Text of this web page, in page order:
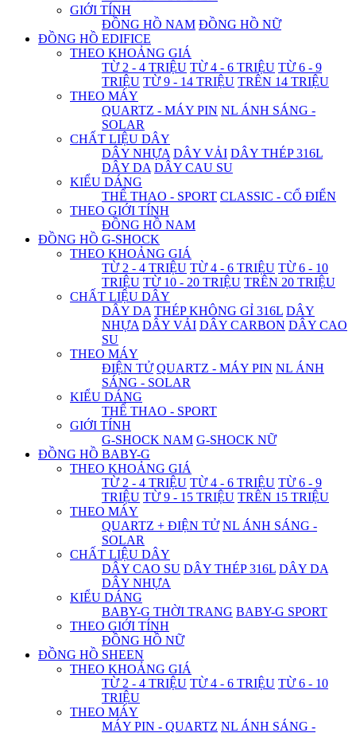
GIỚI TÍNH
ĐỒNG HỒ NAM ĐỒNG HỒ NỮ
ĐỒNG HỒ EDIFICE
THEO KHOẢNG GIÁ
TỪ 2 - 4 TRIỆU TỪ 4 - 6 TRIỆU TỪ 6 - 9
TRIỆU TỪ 9 - 14 TRIỆU TRÊN 14 TRIỆU
THEO MÁY
QUARTZ - MÁY PIN NL ÁNH SÁNG -
SOLAR
CHẤT LIỆU DÂY
DÂY NHỰA DÂY VẢI DÂY THÉP 316L
DÂY DA DÂY CAU SU
KIỂU DÁNG
THỂ THAO - SPORT CLASSIC - CỔ ĐIỂN
THEO GIỚI TÍNH
ĐỒNG HỒ NAM
ĐỒNG HỒ G-SHOCK
THEO KHOẢNG GIÁ
TỪ 2 - 4 TRIỆU TỪ 4 - 6 TRIỆU TỪ 6 - 10
TRIỆU TỪ 10 - 20 TRIỆU TRÊN 20 TRIỆU
CHẤT LIỆU DÂY
DÂY DA THÉP KHÔNG GỈ 316L DÂY
NHỰA DÂY VẢI DÂY CARBON DÂY CAO
SU
THEO MÁY
ĐIỆN TỬ QUARTZ - MÁY PIN NL ÁNH
SÁNG - SOLAR
KIỂU DÁNG
THỂ THAO - SPORT
GIỚI TÍNH
G-SHOCK NAM G-SHOCK NỮ
ĐỒNG HỒ BABY-G
THEO KHOẢNG GIÁ
TỪ 2 - 4 TRIỆU TỪ 4 - 6 TRIỆU TỪ 6 - 9
TRIỆU TỪ 9 - 15 TRIỆU TRÊN 15 TRIỆU
THEO MÁY
QUARTZ + ĐIỆN TỬ NL ÁNH SÁNG -
SOLAR
CHẤT LIỆU DÂY
DÂY CAO SU DÂY THÉP 316L DÂY DA
DÂY NHỰA
KIỂU DÁNG
BABY-G THỜI TRANG BABY-G SPORT
THEO GIỚI TÍNH
ĐỒNG HỒ NỮ
ĐỒNG HỒ SHEEN
THEO KHOẢNG GIÁ
TỪ 2 - 4 TRIỆU TỪ 4 - 6 TRIỆU TỪ 6 - 10
TRIỆU
THEO MÁY
MÁY PIN - QUARTZ NL ÁNH SÁNG -